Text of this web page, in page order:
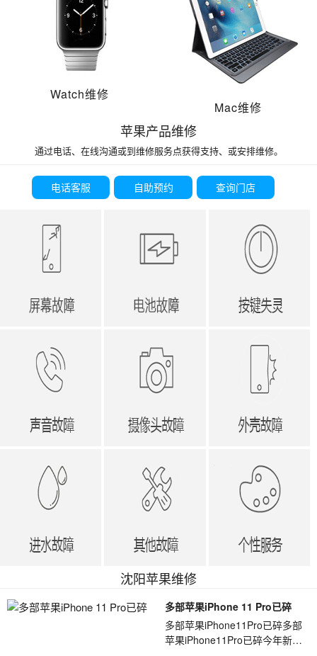
Watch维修
Mac维修
苹果产品维修
通过电话、在线沟通或到维修服务点获得支持、或安排维修。
电话客服 自助预约 查询门店
沈阳苹果维修
多部苹果iPhone 11 Pro已碎
多部苹果iPhone11Pro已碎多部
苹果iPhone11Pro已碎今年新